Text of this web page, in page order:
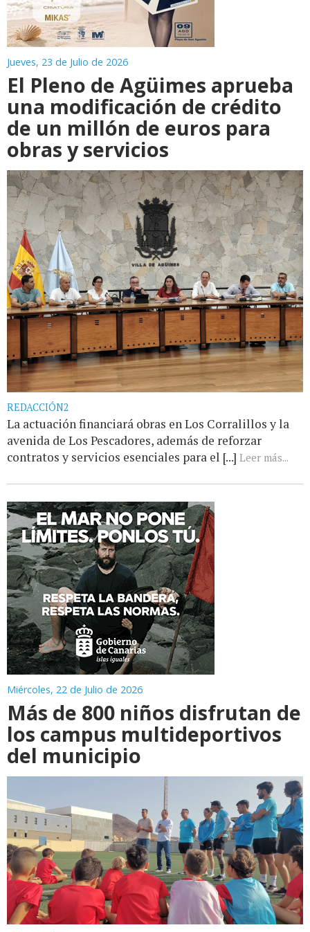
Jueves, 23 de Julio de 2026
El Pleno de Agüimes aprueba
una modificación de crédito
de un millón de euros para
obras y servicios
REDACCIÓN2
La actuación financiará obras en Los Corralillos y la
avenida de Los Pescadores, además de reforzar
contratos y servicios esenciales para el [...] Leer más...
Miércoles, 22 de Julio de 2026
Más de 800 niños disfrutan de
los campus multideportivos
del municipio